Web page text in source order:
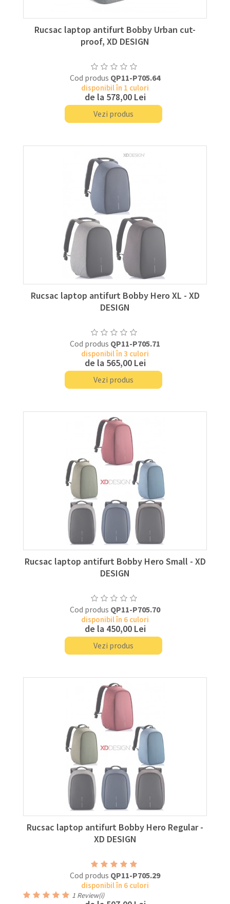
Rucsac laptop antifurt Bobby Urban cut-
proof, XD DESIGN
Cod produs QP11-P705.64
disponibil în 1 culori
de la 578,00 Lei
Vezi produs
Rucsac laptop antifurt Bobby Hero XL - XD
DESIGN
Cod produs QP11-P705.71
disponibil în 3 culori
de la 565,00 Lei
Vezi produs
Rucsac laptop antifurt Bobby Hero Small - XD
DESIGN
Cod produs QP11-P705.70
disponibil în 6 culori
de la 450,00 Lei
Vezi produs
Rucsac laptop antifurt Bobby Hero Regular -
XD DESIGN
Cod produs QP11-P705.29
disponibil în 6 culori
1 Review(i)